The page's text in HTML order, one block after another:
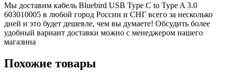
Мы доставим кабель Bluebird USB Type C to Type A 3.0
603010005 в любой город России и СНГ всего за несколько
дней и это будет дешевле, чем вы думаете! Обсудить более
удобный вариант доставки можно с менеджером нашего
магазина
Похожие товары